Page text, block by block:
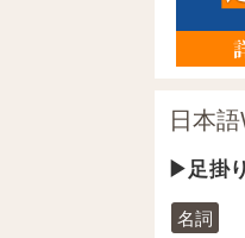
日本
足掛り
名詞